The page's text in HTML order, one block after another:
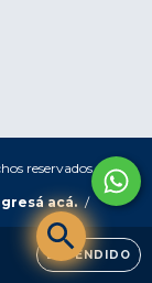
ENTENDIDO
reservados.
acá. /